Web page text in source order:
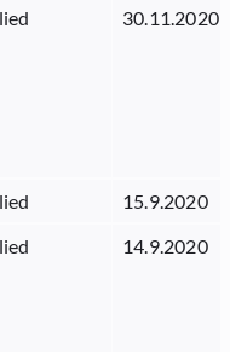
30.11.2020
15.9.2020
14.9.2020